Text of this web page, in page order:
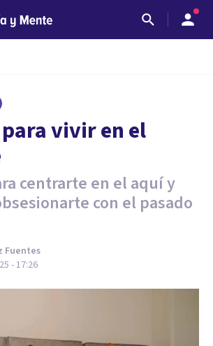
vivir en el
centrarte en el aquí y
con el pasado
Fuentes
- 17:26